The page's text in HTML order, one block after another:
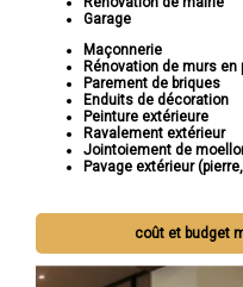
Garage
Maçonnerie
Rénovation de murs en
Parement de briques
Enduits de décoration
Peinture extérieure
Ravalement extérieur
Jointoiement de
Pavage extérieur
coût et budget